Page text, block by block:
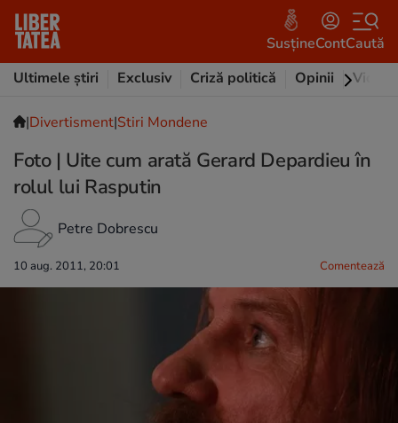
SusțineContCaută
Ultimele știri
Exclusiv Criză politică Opinii Video
|Divertisment|Stiri Mondene
Foto | Uite cum arată Gerard Depardieu în
rolul lui Rasputin
Petre Dobrescu
10 aug. 2011, 20:01 Comentează